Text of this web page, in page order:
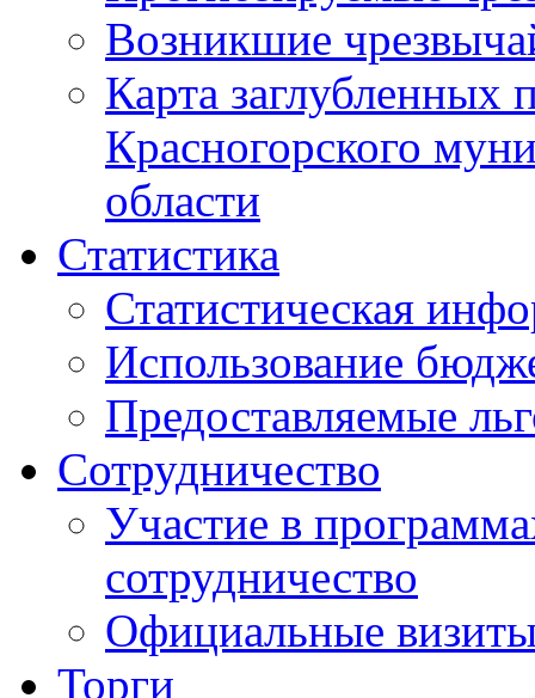
Возникшие
Карта
Красногорского
области
Статистика
Статистическая
Использование
Предоставляемые
Сотрудничество
Участие в
сотрудничество
Официальные
Торги